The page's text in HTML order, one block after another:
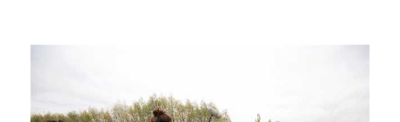
Image